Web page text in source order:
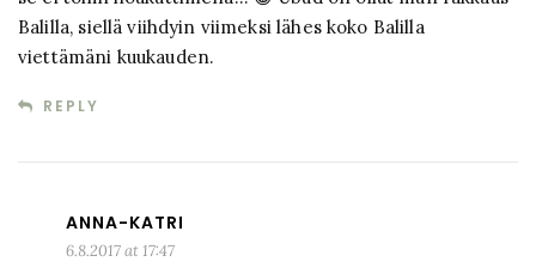
Balilla, siellä viihdyin viimeksi lähes koko Balilla
viettämäni kuukauden.
REPLY
ANNA-KATRI
6.8.2017 at 17:47